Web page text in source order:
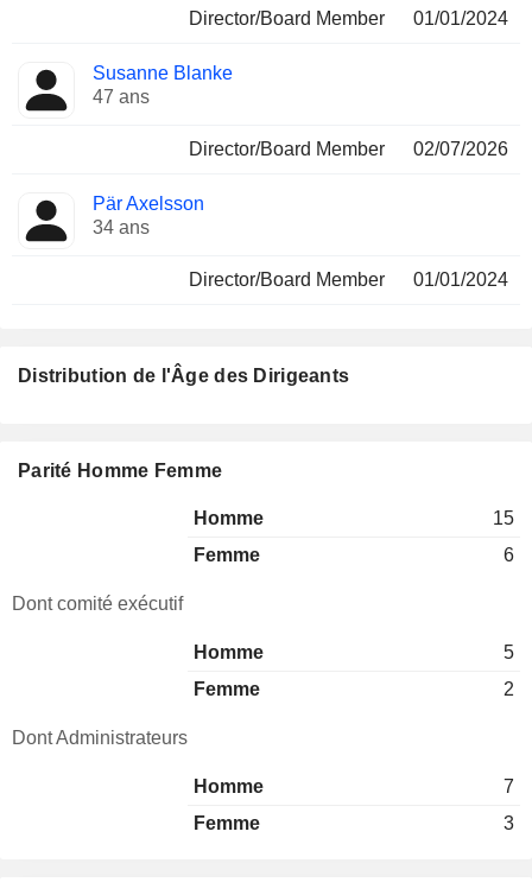
Director/Board Member 01/01/2024
Susanne Blanke
47 ans
Director/Board Member 02/07/2026
Pär Axelsson
34 ans
Director/Board Member 01/01/2024
Distribution de l'Âge des Dirigeants
Parité Homme Femme
Homme
15
Femme
6
Dont comité exécutif
Homme
5
Femme
2
Dont Administrateurs
Homme
7
Femme
3